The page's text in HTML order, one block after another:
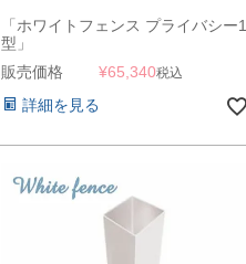
「ホワイトフェンス プライバシー1
型」
販売価格
¥65,340税込
詳細を見る